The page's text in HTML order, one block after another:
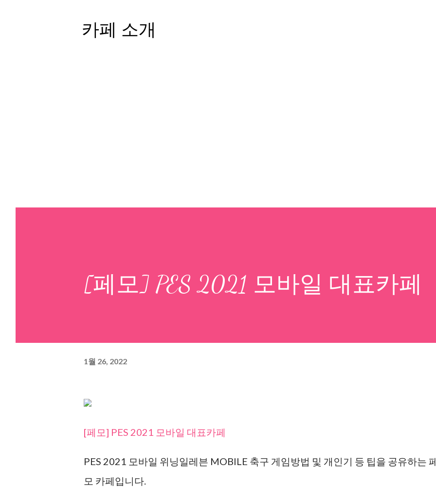
카페 소개
[페모] PES 2021 모바일 대표카페
1월 26, 2022
[페모] PES 2021 모바일 대표카페
PES 2021 모바일 위닝일레븐 MOBILE 축구 게임방법 및 개인기 등 팁을 공유하는
모 카페입니다.